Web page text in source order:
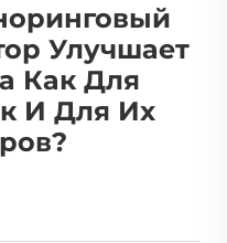
Улучшает
Как Для
И Для Их